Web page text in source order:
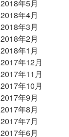
2018年5月
2018年4月
2018年3月
2018年2月
2018年1月
2017年12月
2017年11月
2017年10月
2017年9月
2017年8月
2017年7月
2017年6月